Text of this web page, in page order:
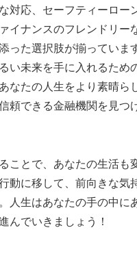
対応、セーフティーロー
イナンスのフレンドリー
った選択肢が揃っていま
い未来を手に入れるため
なたの人生をより素晴ら
頼できる金融機関を見つ
ことで、あなたの生活も
動に移して、前向きな気
人生はあなたの手の中に
んでいきましょう！